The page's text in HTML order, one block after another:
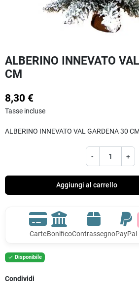
ALBERINO INNEVATO
CM
8,30 €
Tasse incluse
ALBERINO INNEVATO VAL GARDENA 30 CM
- +
Aggiungi al carrello
CarteBonificoContrassegnoPayPal
 Disponibile
Condividi